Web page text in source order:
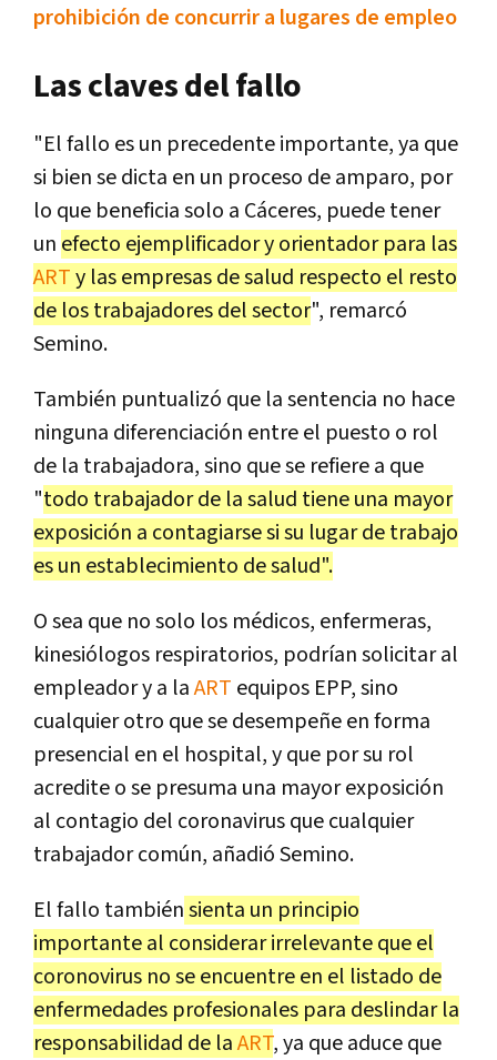
prohibición de concurrir a lugares de empleo
Las claves del fallo
"El fallo es un precedente importante, ya que
si bien se dicta en un proceso de amparo, por
lo que beneficia solo a Cáceres, puede tener
un efecto ejemplificador y orientador para las
ARTy las empresas de salud respecto el resto
de los trabajadores del sector", remarcó
Semino.
También puntualizó que la sentencia no hace
ninguna diferenciación entre el puesto o rol
de la trabajadora, sino que se refiere a que
"todo trabajador de la salud tiene una mayor
exposición a contagiarse si su lugar de trabajo
es un establecimiento de salud".
O sea que no solo los médicos, enfermeras,
kinesiólogos respiratorios, podrían solicitar al
empleador y a laART equipos EPP, sino
cualquier otro que se desempeñe en forma
presencial en el hospital, y que por su rol
acredite o se presuma una mayor exposición
al contagio del coronavirus que cualquier
trabajador común, añadió Semino.
El fallo tambiénsienta un principio
importante al considerar irrelevante que el
coronovirus no se encuentre en el listado de
enfermedades profesionales para deslindar la
responsabilidad de laART, ya que aduce que